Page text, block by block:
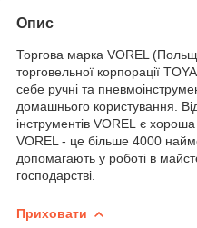
Опис
Торгова марка VOREL
торговельної корпорації
себе ручні та
домашнього користування.
інструментів VOREL є
VOREL - це більше 4000
допомагають у роботі в
господарстві.
Приховати